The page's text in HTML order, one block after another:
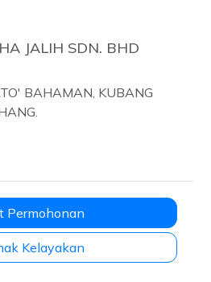
JALIH SDN. BHD
BAHAMAN, KUBANG
Permohonan
Kelayakan